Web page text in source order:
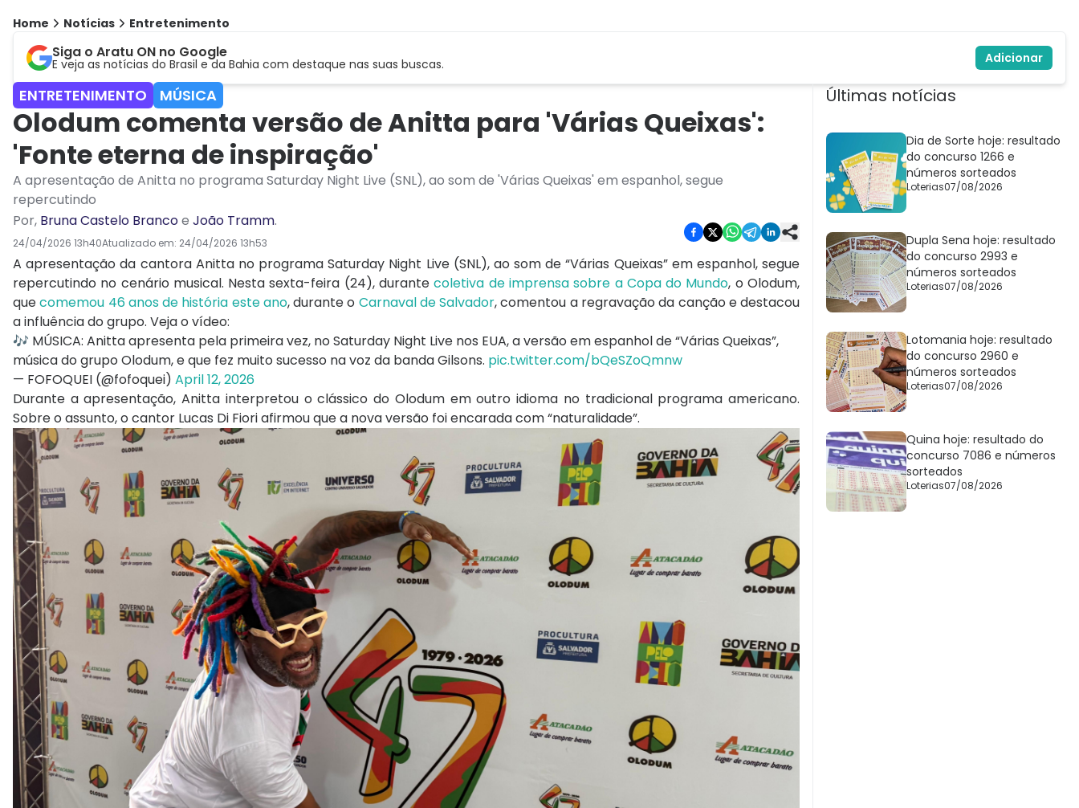
Home Notícias Entretenimento
Siga o Aratu ON no Google
E veja as notícias do Brasil e da Bahia com destaque nas suas buscas. Adicionar
ENTRETENIMENTO MÚSICA
Olodum comenta versão de Anitta para 'Várias Queixas':
'Fonte eterna de inspiração'
A apresentação de Anitta no programa Saturday Night Live (SNL), ao som de 'Várias Queixas' em espanhol, segue
repercutindo
Por, Bruna Castelo Brancoe João Tramm.
24/04/2026 13h40Atualizado em: 24/04/2026 13h53
A apresentação da cantora Anittano programaSaturday Night Live(SNL), ao som de “Várias Queixas” em espanhol, segue
repercutindo no cenário musical. Nesta sexta-feira (24), durantecoletiva de imprensa sobre a Copa do Mundo, oOlodum,
quecomemou 46 anos de história este ano,durante o Carnaval de Salvador, comentou a regravação da canção e destacou
a influência do grupo. Veja o vídeo:
🎶 MÚSICA: Anitta apresenta pela primeira vez, no Saturday Night Live nos EUA, a versão em espanhol de “Várias Queixas”,
música do grupo Olodum, e que fez muito sucesso na voz da banda Gilsons. pic.twitter.com/bQeSZoQmnw
— FOFOQUEI (@fofoquei) April 12, 2026
Durante a apresentação, Anitta interpretou o clássico do Olodum em outro idioma no tradicional programa americano.
Sobre o assunto, o cantor Lucas Di Fioriafirmou que a nova versão foi encarada com “naturalidade”.
Últimas notícias
Dia de Sorte hoje: resultado
do concurso 1266 e
números sorteados
Loterias07/08/2026
Dupla Sena hoje: resultado
do concurso 2993 e
números sorteados
Loterias07/08/2026
Lotomania hoje: resultado
do concurso 2960 e
números sorteados
Loterias07/08/2026
Quina hoje: resultado do
concurso 7086 e números
sorteados
Loterias07/08/2026